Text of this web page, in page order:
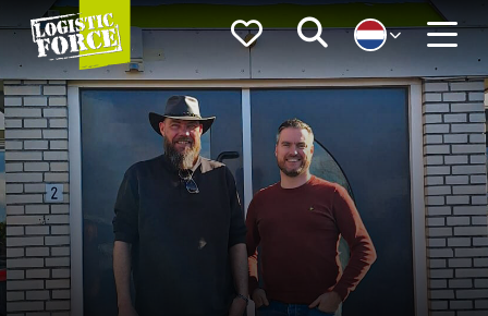
Logistic
Force
FavorietenZoeken
Menu